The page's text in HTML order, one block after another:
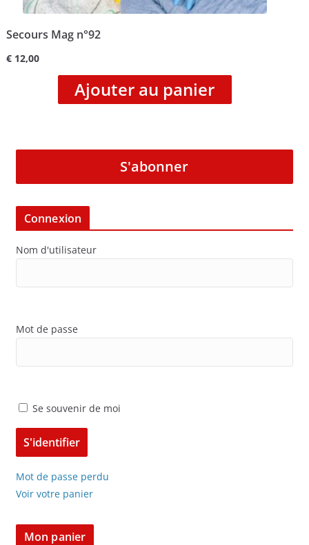
Secours Mag n°92
€12,00
Ajouter au panier
S'abonner
Connexion
Nom d'utilisateur
Mot de passe
Se souvenir de moi
Mot de passe perdu
Voir votre panier
Mon panier